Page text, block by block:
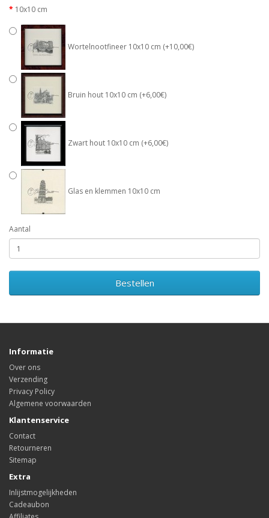
10x10 cm
Wortelnootfineer 10x10 cm (+10,00€)
Bruin hout 10x10 cm (+6,00€)
Zwart hout 10x10 cm (+6,00€)
Glas en klemmen 10x10 cm
Aantal
Bestellen
Informatie
Over ons
Verzending
Privacy Policy
Algemene voorwaarden
Klantenservice
Contact
Retourneren
Sitemap
Extra
Inlijstmogelijkheden
Cadeaubon